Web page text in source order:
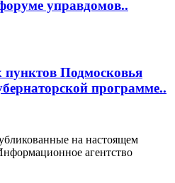
управдомов..
Подмосковья
программе..
на настоящем
агентство